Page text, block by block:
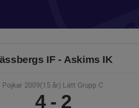
IF - Askims IK
Pojkar 2009(15 år) Lätt Grupp C
4 - 2